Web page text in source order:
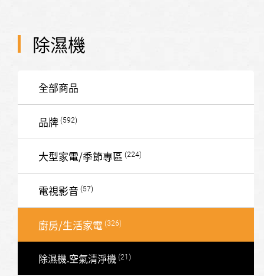
除濕機
全部商品
品牌
大型家電/季節專區
電視影音
廚房/生活家電
除濕機.空氣清淨機